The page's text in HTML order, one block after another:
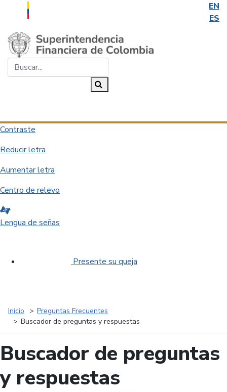
EN
ES
Saltar al contenido principal
Contraste
Reducir letra
Aumentar letra
Centro de relevo
Lengua de señas
Presente su queja
Inicio
Preguntas Frecuentes
Buscador de preguntas y respuestas
Buscador de preguntas
y respuestas